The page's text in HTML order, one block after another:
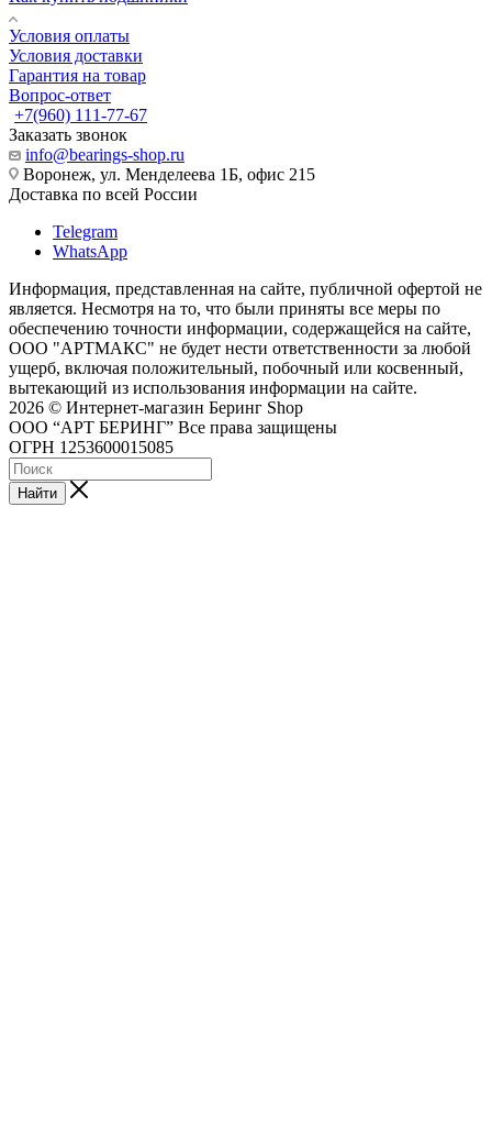
Условия оплаты
Условия доставки
Гарантия на товар
Вопрос-ответ
+7(960) 111-77-67
Заказать звонок
info@bearings-shop.ru
Воронеж, ул. Менделеева 1Б, офис 215
Доставка по всей России
Telegram
WhatsApp
Информация, представленная на сайте, публичной офертой не
является. Несмотря на то, что были приняты все меры по
обеспечению точности информации, содержащейся на сайте,
ООО "АРТМАКС" не будет нести ответственности за любой
ущерб, включая положительный, побочный или косвенный,
вытекающий из использования информации на сайте.
2026 © Интернет-магазин Беринг Shop
ООО “АРТ БЕРИНГ” Все права защищены
ОГРН 1253600015085
Найти